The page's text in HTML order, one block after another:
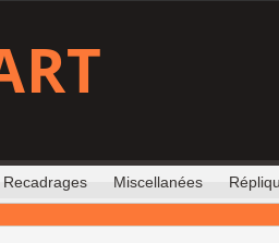
Recadrages Miscellanées